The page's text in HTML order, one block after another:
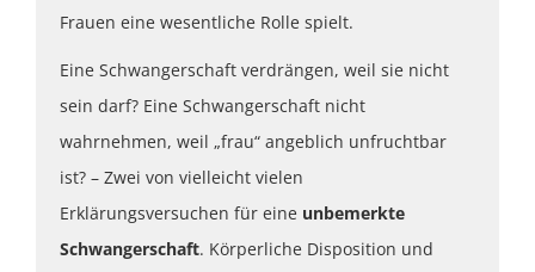
Frauen eine wesentliche Rolle spielt.
Eine Schwangerschaft verdrängen, weil sie nicht
sein darf? Eine Schwangerschaft nicht
wahrnehmen, weil „frau“ angeblich unfruchtbar
ist? – Zwei von vielleicht vielen
Erklärungsversuchen für eine unbemerkte
Schwangerschaft. Körperliche Disposition und